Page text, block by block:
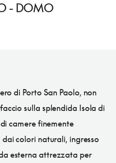
- DOMO
di Porto San Paolo, non
sulla splendida Isola di
camere finemente
colori naturali, ingresso
esterna attrezzata per